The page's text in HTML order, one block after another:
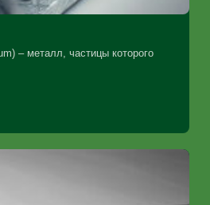
– металл, частицы которого